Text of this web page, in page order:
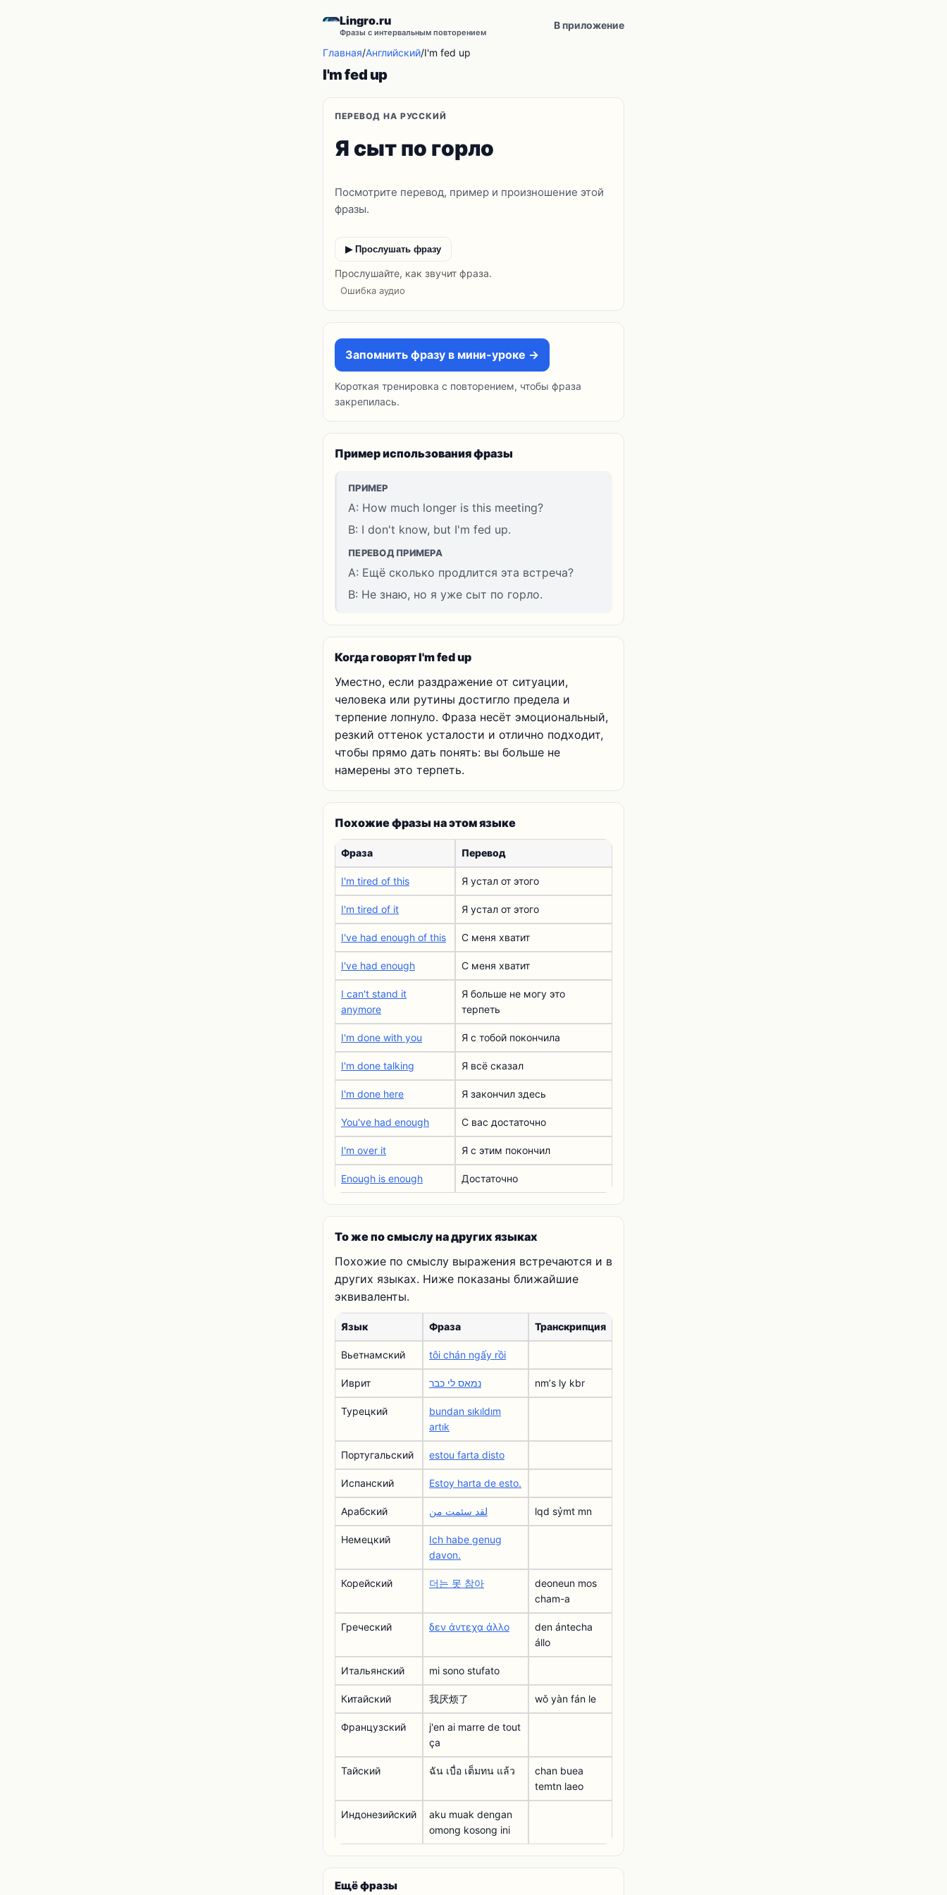
Lingro.ru
Фразы с интервальным повторением
В приложение
Главная/Английский/I'm fed up
I'm fed up
ПЕРЕВОД НА РУССКИЙ
Я сыт по горло
Посмотрите перевод, пример и произношение этой
фразы.
▶ Прослушать фразу
Прослушайте, как звучит фраза.
Ошибка аудио
Запомнить фразу в мини-уроке →
Короткая тренировка с повторением, чтобы фраза
закрепилась.
Пример использования фразы
ПРИМЕР
A: How much longer is this meeting?
B: I don't know, but I'm fed up.
ПЕРЕВОД ПРИМЕРА
A: Ещё сколько продлится эта встреча?
B: Не знаю, но я уже сыт по горло.
Когда говорят I'm fed up
Уместно, если раздражение от ситуации,
человека или рутины достигло предела и
терпение лопнуло. Фраза несёт эмоциональный,
резкий оттенок усталости и отлично подходит,
чтобы прямо дать понять: вы больше не
намерены это терпеть.
Похожие фразы на этом языке
Фраза Перевод
I'm tired of this Я устал от этого
I'm tired of it Я устал от этого
I've had enough of this С меня хватит
I've had enough С меня хватит
I can't stand it
anymore
Я больше не могу это
терпеть
I'm done with you Я с тобой покончила
I'm done talking Я всё сказал
I'm done here Я закончил здесь
You've had enough С вас достаточно
I'm over it Я с этим покончил
Enough is enough Достаточно
То же по смыслу на других языках
Похожие по смыслу выражения встречаются и в
других языках. Ниже показаны ближайшие
эквиваленты.
Язык Фраза Транскрипция
Вьетнамский tôi chán ngấy rồi
Иврит נמאס לי כבר nmʼs ly kbr
Турецкий
bundan sıkıldım
artık
Португальский estou farta disto
Испанский Estoy harta de esto.
Арабский لقد سئمت من lqd sỷmt mn
Немецкий
Ich habe genug
davon.
Корейский 더는 못 참아
deoneun mos
cham-a
Греческий δεν άντεχα άλλο
den ántecha
állo
Итальянский mi sono stufato
Китайский 我厌烦了 wǒ yàn fán le
Французский
j'en ai marre de tout
ça
Тайский ฉัน เบื่อ เต็มทน แล้ว
chan buea
temtn laeo
Индонезийский
aku muak dengan
omong kosong ini
Ещё фразы